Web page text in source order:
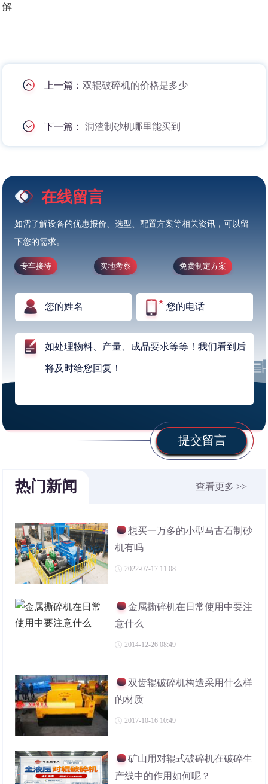
解
上一篇：双辊破碎机的价格是多少
下一篇：洞渣制砂机哪里能买到
在线留言
如需了解设备的优惠报价、选型、配置方案等相关资讯，可以留
下您的需求。
专车接待 实地考察 免费制定方案
提交留言
热门新闻 查看更多 >>
想买一万多的小型马古石制砂
机有吗
2022-07-17 11:08
金属撕碎机在日常使用中要注
意什么
2014-12-26 08:49
双齿辊破碎机构造采用什么样
的材质
2017-10-16 10:49
矿山用对辊式破碎机在破碎生
产线中的作用如何呢？